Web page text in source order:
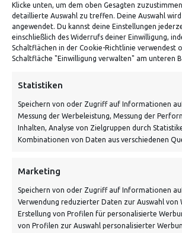
Klicke unten, um dem oben Gesagten
detaillierte Auswahl zu treffen. Deine Auswahl
angewendet. Du kannst deine Einstellungen
einschließlich des Widerrufs deiner Einwilligung,
Schaltflächen in der Cookie-Richtlinie verwendest
Schaltfläche "Einwilligung verwalten" am unteren
Statistiken
Speichern von oder Zugriff auf Informationen
Messung der Werbeleistung, Messung der
Inhalten, Analyse von Zielgruppen durch
Kombinationen von Daten aus verschiedenen
Marketing
Speichern von oder Zugriff auf Informationen
Verwendung reduzierter Daten zur Auswahl von
Erstellung von Profilen für personalisierte
von Profilen zur Auswahl personalisierter
Verdiene bis zu 29